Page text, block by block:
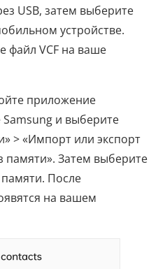
USB, затем выберите
устройстве.
файл VCF на ваше
приложение
и выберите
> «Импорт или экспорт
памяти». Затем выберите
памяти. После
на вашем